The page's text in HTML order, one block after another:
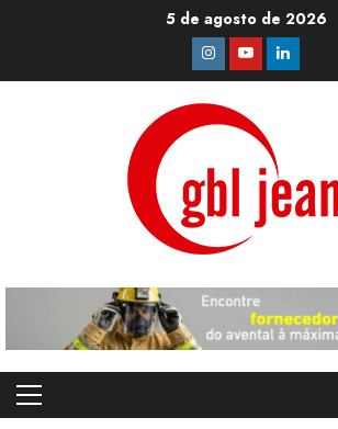
5 de agosto de 2026
Instagram
YoutubeLinkedin
Primary